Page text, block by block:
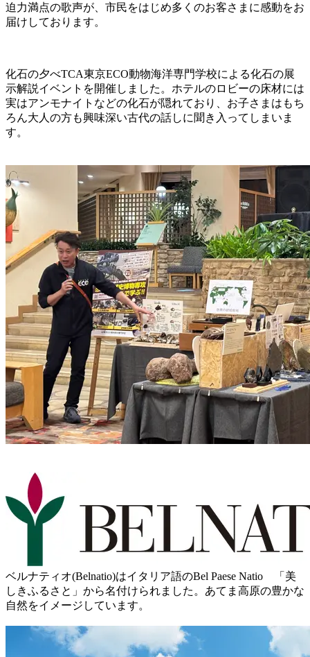
迫力満点の歌声が、市民をはじめ多くのお客さまに感動をお
届けしております。
化石の夕べTCA東京ECO動物海洋専門学校による化石の展
示解説イベントを開催しました。ホテルのロビーの床材には
実はアンモナイトなどの化石が隠れており、お子さまはもち
ろん大人の方も興味深い古代の話しに聞き入ってしまいま
す。
ベルナティオ(Belnatio)はイタリア語のBel Paese Natio 「美
しきふるさと」から名付けられました。あてま高原の豊かな
自然をイメージしています。